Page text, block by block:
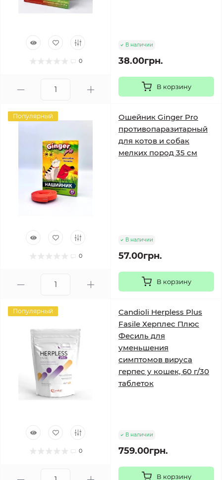
0
В наличии
38.00грн.
В корзину
Популярный
0
Ошейник Ginger Pro
противопаразитарный
для котов и собак
мелких пород 35 см
В наличии
57.00грн.
В корзину
Популярный
0
Candioli Herpless Plus
Fasile Херплес Плюс
Фесиль для
уменьшения
симптомов вируса
герпес у кошек, 60 г/30
таблеток
В наличии
759.00грн.
В корзину